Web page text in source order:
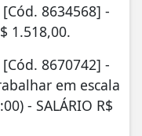
8634568] -
1.518,00.
8670742] -
em escala
- SALÁRIO R$